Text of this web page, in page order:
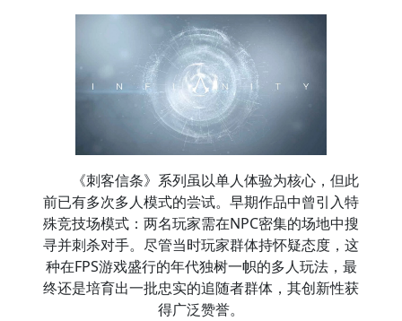
《刺客信条》系列虽以单人体验为核心，但此
前已有多次多人模式的尝试。早期作品中曾引入特
殊竞技场模式：两名玩家需在NPC密集的场地中搜
寻并刺杀对手。尽管当时玩家群体持怀疑态度，这
种在FPS游戏盛行的年代独树一帜的多人玩法，最
终还是培育出一批忠实的追随者群体，其创新性获
得广泛赞誉。